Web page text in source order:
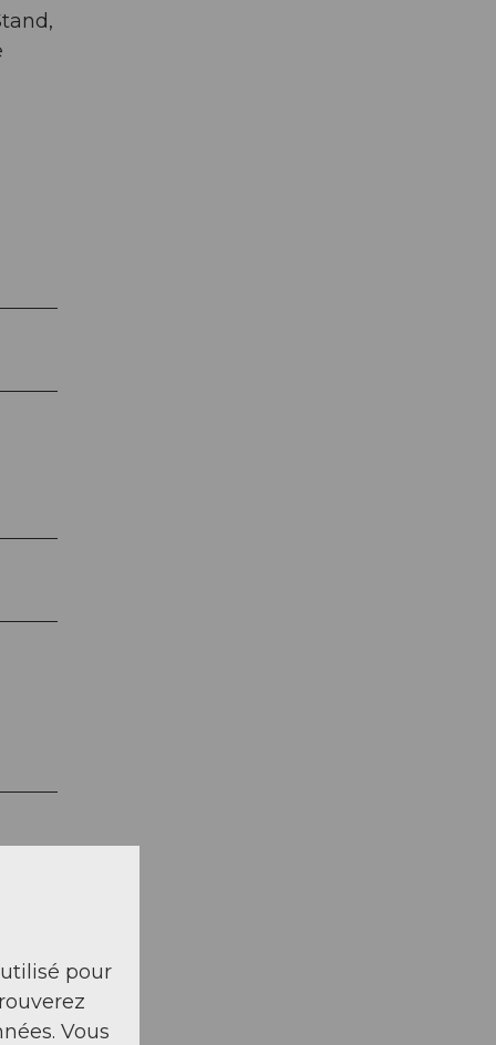
pour
Vous